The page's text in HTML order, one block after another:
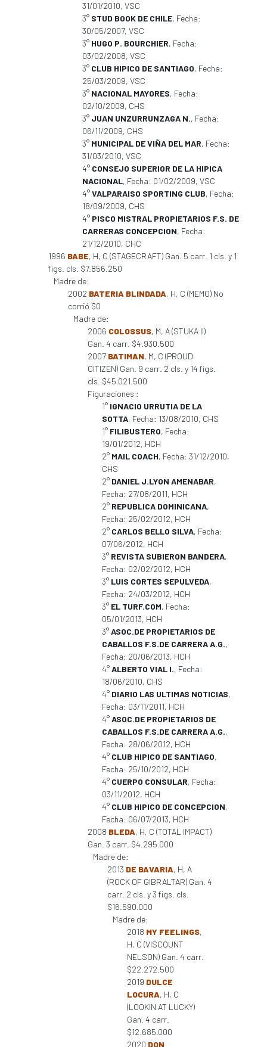
31/01/2010, VSC
3° STUD BOOK DE CHILE, Fecha:
30/05/2007, VSC
3° HUGO P. BOURCHIER, Fecha:
03/02/2008, VSC
3° CLUB HIPICO DE SANTIAGO, Fecha:
25/03/2009, VSC
3° NACIONAL MAYORES, Fecha:
02/10/2009, CHS
3° JUAN UNZURRUNZAGA N., Fecha:
06/11/2009, CHS
3° MUNICIPAL DE VIÑA DEL MAR, Fecha:
31/03/2010, VSC
4° CONSEJO SUPERIOR DE LA HIPICA
NACIONAL, Fecha: 01/02/2009, VSC
4°VALPARAISO SPORTING CLUB, Fecha:
18/09/2009, CHS
4° PISCO MISTRAL PROPIETARIOS F.S. DE
CARRERAS CONCEPCION, Fecha:
21/12/2010, CHC
1996 BABE, H, C (STAGECRAFT) Gan. 5 carr. 1 cls. y 1
figs. cls. $7.856.250
Madre de:
2002 BATERIA BLINDADA, H, C (MEMO) No
corrió $0
Madre de:
2006 COLOSSUS, M, A (STUKA II)
Gan. 4 carr. $4.930.500
2007 BATIMAN, M, C (PROUD
CITIZEN) Gan. 9 carr. 2 cls. y 14 figs.
cls. $45.021.500
Figuraciones :
1° IGNACIO URRUTIA DE LA
SOTTA, Fecha: 13/08/2010, CHS
1° FILIBUSTERO, Fecha:
19/01/2012, HCH
2° MAIL COACH, Fecha: 31/12/2010,
CHS
2° DANIEL J.LYON AMENABAR,
Fecha: 27/08/2011, HCH
2° REPUBLICA DOMINICANA,
Fecha: 25/02/2012, HCH
2° CARLOS BELLO SILVA, Fecha:
07/06/2012, HCH
3° REVISTA SUBIERON BANDERA,
Fecha: 02/02/2012, HCH
3° LUIS CORTES SEPULVEDA,
Fecha: 24/03/2012, HCH
3° EL TURF.COM, Fecha:
05/01/2013, HCH
3°ASOC.DE PROPIETARIOS DE
CABALLOS F.S.DE CARRERA A.G.,
Fecha: 20/06/2013, HCH
4°ALBERTO VIAL I., Fecha:
18/06/2010, CHS
4° DIARIO LAS ULTIMAS NOTICIAS,
Fecha: 03/11/2011, HCH
4°ASOC.DE PROPIETARIOS DE
CABALLOS F.S.DE CARRERA A.G.,
Fecha: 28/06/2012, HCH
4° CLUB HIPICO DE SANTIAGO,
Fecha: 25/10/2012, HCH
4° CUERPO CONSULAR, Fecha:
03/11/2012, HCH
4° CLUB HIPICO DE CONCEPCION,
Fecha: 06/07/2013, HCH
2008 BLEDA, H, C (TOTAL IMPACT)
Gan. 3 carr. $4.295.000
Madre de:
2013 DE BAVARIA, H, A
(ROCK OF GIBRALTAR) Gan. 4
carr. 2 cls. y 3 figs. cls.
$16.590.000
Madre de:
2018 MY FEELINGS,
H, C (VISCOUNT
NELSON) Gan. 4 carr.
$22.272.500
2019 DULCE
LOCURA, H, C
(LOOKIN AT LUCKY)
Gan. 4 carr.
$12.685.000
2020 DON